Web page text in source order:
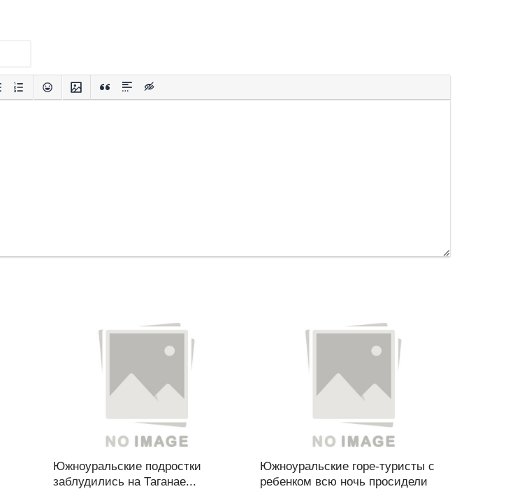
Южноуральские подростки
заблудились на Таганае...
Южноуральские горе-туристы с
ребенком всю ночь просидели